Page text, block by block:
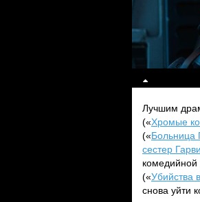
Лучшим
(«Хромые
(«Больница
сестер Гарви
комедийной
(«Убийства
снова уйти